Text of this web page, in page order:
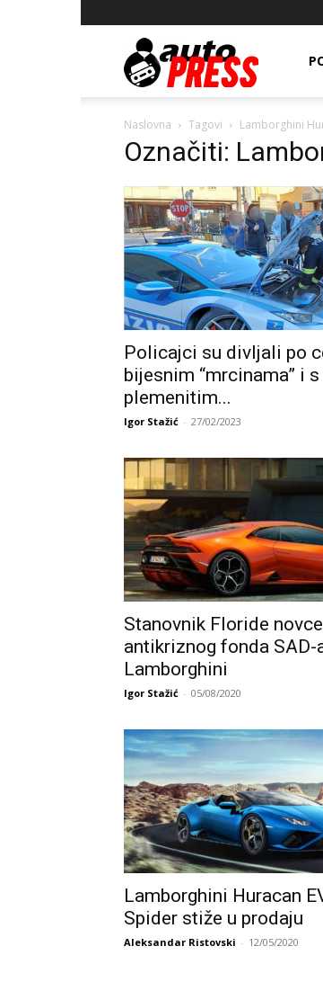
Naslovna Tagovi Lamborghini
Označiti:
Policajci su divljali po
bijesnim “mrcinama” i s
plemenitim...
Igor Stažić - 27/02/2023
Stanovnik Floride
antikriznog fonda SAD-
Lamborghini
Igor Stažić - 05/08/2020
Lamborghini Huracan
Spider stiže u prodaju
Aleksandar Ristovski - 12/05/2020